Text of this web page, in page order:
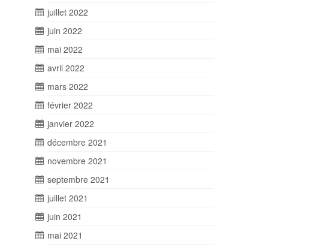
juillet 2022
juin 2022
mai 2022
avril 2022
mars 2022
février 2022
janvier 2022
décembre 2021
novembre 2021
septembre 2021
juillet 2021
juin 2021
mai 2021